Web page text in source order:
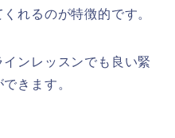
れるのが特徴的です。
ンレッスンでも良い緊
きます。